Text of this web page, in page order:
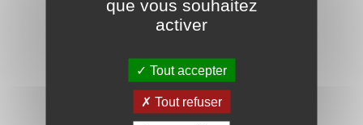
9,90 €
que vous souhaitez
activer
Tout accepter
Tout refuser